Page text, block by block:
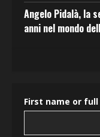
Angelo Pidalà, la
anni nel mondo
First name or full